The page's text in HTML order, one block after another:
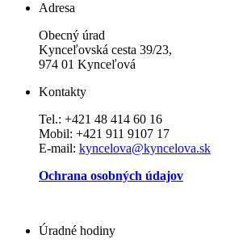
Adresa
Obecný úrad
Kynceľovská cesta 39/23,
974 01 Kynceľová
Kontakty
Tel.: +421 48 414 60 16
Mobil: +421 911 9107 17
E-mail: kyncelova@kyncelova.sk
Ochrana osobných údajov
Úradné hodiny